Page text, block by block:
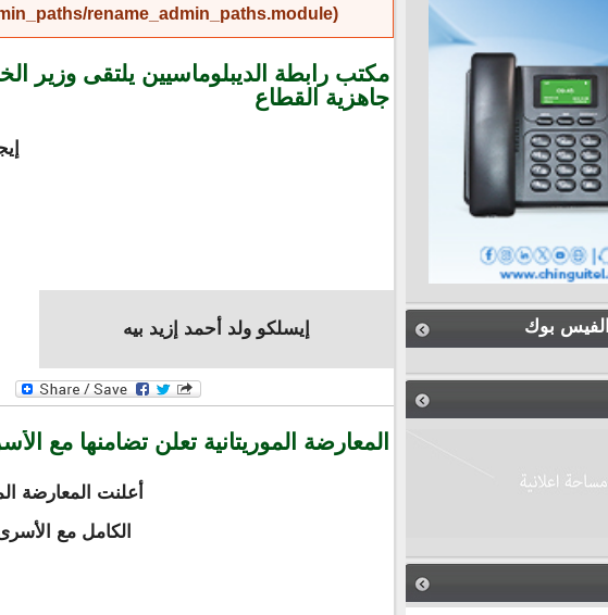
الفيس بوك
rename_admin_paths.module).
مكتب رابطة الديبلوماسيين يلتقى وزير
جاهزية القطاع
إيسلكو ولد أحمد إزيد بيه
المعارضة الموريتانية تعلن تضامنها مع
أعلنت المعارضة
الكامل مع